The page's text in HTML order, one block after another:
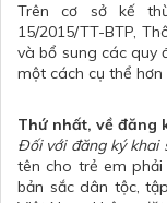
Trên cơ sở kế
15/2015/TT-BTP,
và bổ sung các quy
một cách cụ thể hơn
Thứ nhất, về đăng
Đối với đăng ký khai
tên cho trẻ em
bản sắc dân tộc,